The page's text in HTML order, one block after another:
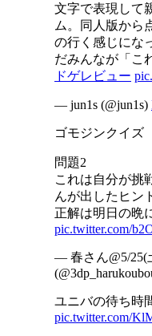
文字で表現して
ム。同人版から
の行く感じにな
だみんなが「こ
ドゲレビュー
— jun1s (@jun1s)
ゴモジンクイズ
問題2
これは自分が挑
んが出したヒン
正解は明日の晩
pic.twitter.com/
— 春さん@5/25(
ユニバの待ち時
pic.twitter.com/